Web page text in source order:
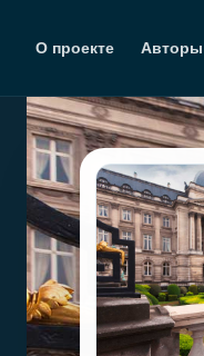
О проекте Авторы